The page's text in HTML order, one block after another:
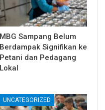
MBG Sampang Belum
Berdampak Signifikan ke
Petani dan Pedagang
Lokal
UNCATEGORIZED